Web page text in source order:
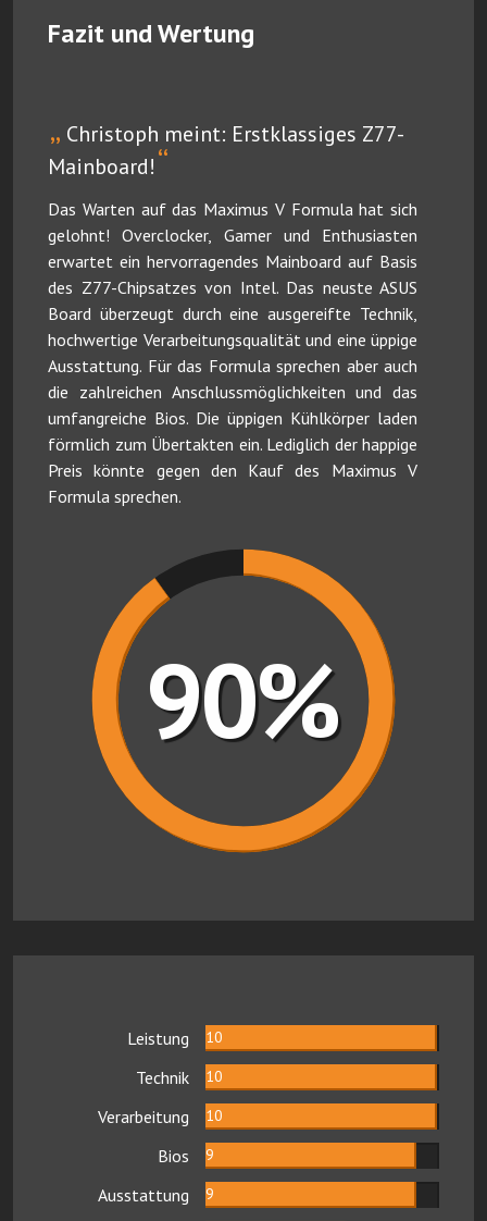
Fazit und Wertung
„ Christoph meint: Erstklassiges Z77-
Mainboard!“
Das Warten auf das Maximus V Formula hat sich
gelohnt! Overclocker, Gamer und Enthusiasten
erwartet ein hervorragendes Mainboard auf Basis
des Z77-Chipsatzes von Intel. Das neuste ASUS
Board überzeugt durch eine ausgereifte Technik,
hochwertige Verarbeitungsqualität und eine üppige
Ausstattung. Für das Formula sprechen aber auch
die zahlreichen Anschlussmöglichkeiten und das
umfangreiche Bios. Die üppigen Kühlkörper laden
förmlich zum Übertakten ein. Lediglich der happige
Preis könnte gegen den Kauf des Maximus V
Formula sprechen.
90%
Leistung 10
Technik 10
Verarbeitung 10
Bios 9
Ausstattung 9